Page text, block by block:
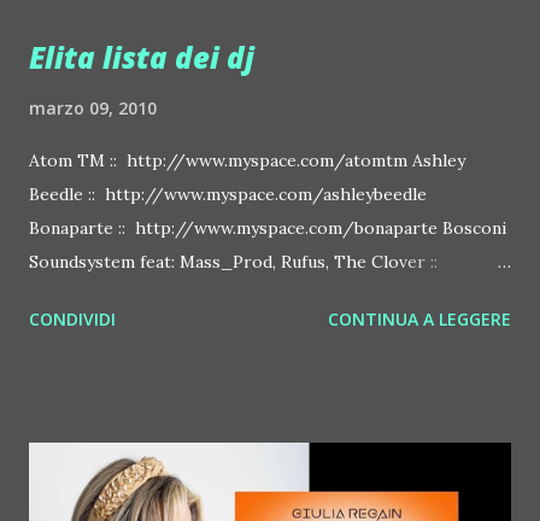
Elita lista dei dj
marzo 09, 2010
Atom TM :: http://www.myspace.com/atomtm Ashley
Beedle :: http://www.myspace.com/ashleybeedle
Bonaparte :: http://www.myspace.com/bonaparte Bosconi
Soundsystem feat: Mass_Prod, Rufus, The Clover ::
http://www.myspace.com/benderbyetone Chapelier Fou ::
Deian :: http://www.myspace.com/deiansong Dixon ::
http://www.myspace.com/justdixon Frivolous ::
CONDIVIDI CONTINUA A LEGGERE